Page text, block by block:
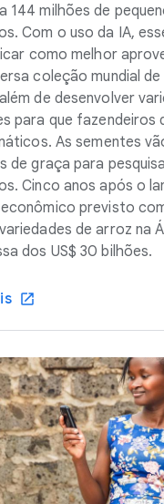
144 milhões de
Com o uso da IA,
como melhor
coleção mundial
de desenvolver
para que fazendeiros
As sementes
de graça para
Cinco anos após o
previsto
de arroz na
dos US$ 30 bilhões.